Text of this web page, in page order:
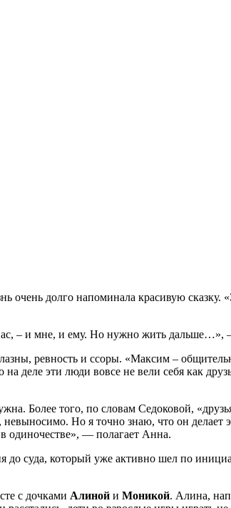
очень долго напоминала красивую сказку.
– и мне, и ему. Но нужно жить
ревность и ссоры. «Максим –
деле эти люди вовсе не вели себя как
Более того, по словам Седоковой,
Но я точно знаю, что он делает
в одиночестве», — полагает Анна.
до суда, который уже активно шел по
с дочками Алиной и Моникой. Алина,